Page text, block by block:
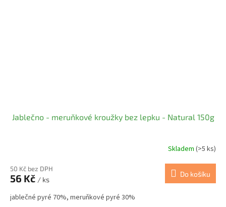
Jablečno - meruňkové kroužky bez lepku - Natural 150g
Skladem (>5 ks)
50 Kč bez DPH
56 Kč / ks
Do košíku
jablečné pyré 70%, meruňkové pyré 30%